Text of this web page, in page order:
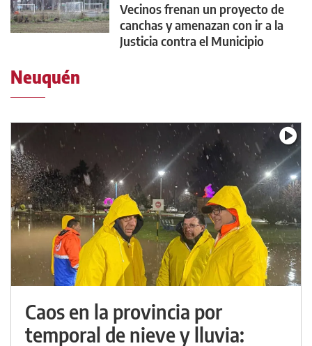
Vecinos frenan un proyecto de
canchas y amenazan con ir a la
Justicia contra el Municipio
Neuquén
Caos en la provincia por
temporal de nieve y lluvia: